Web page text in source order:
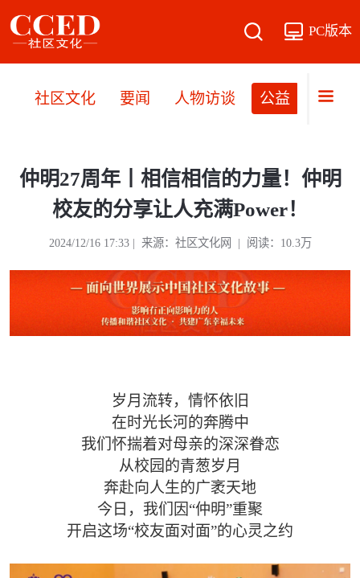
PC版本
社区文化 要闻 人物访谈 公益 文旅
仲明27周年丨相信相信的力量！仲明
校友的分享让人充满Power！
2024/12/16 17:33 | 来源：社区文化网 | 阅读：10.3万
岁月流转，情怀依旧
在时光长河的奔腾中
我们怀揣着对母亲的深深眷恋
从校园的青葱岁月
奔赴向人生的广袤天地
今日，我们因“仲明”重聚
开启这场“校友面对面”的心灵之约